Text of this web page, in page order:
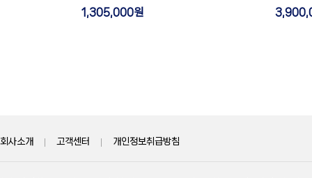
1,305,000원
회사소개 | 고객센터 | 개인정보취급방침